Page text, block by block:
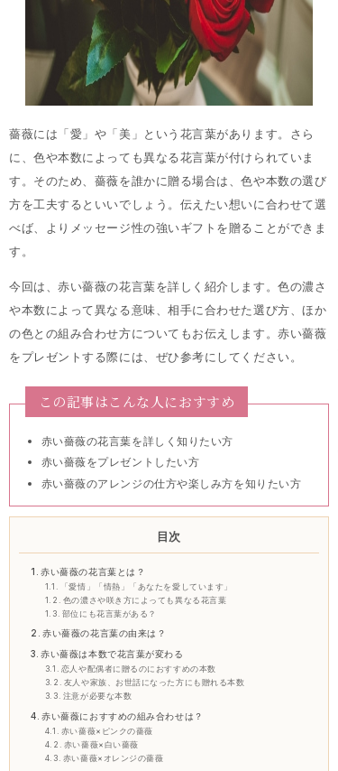
薔薇には「愛」や「美」という花言葉があります。さら
に、色や本数によっても異なる花言葉が付けられていま
す。そのため、薔薇を誰かに贈る場合は、色や本数の選び
方を工夫するといいでしょう。伝えたい想いに合わせて選
べば、よりメッセージ性の強いギフトを贈ることができま
す。
今回は、赤い薔薇の花言葉を詳しく紹介します。色の濃さ
や本数によって異なる意味、相手に合わせた選び方、ほか
の色との組み合わせ方についてもお伝えします。赤い薔薇
をプレゼントする際には、ぜひ参考にしてください。
この記事はこんな人におすすめ
赤い薔薇の花言葉を詳しく知りたい方
赤い薔薇をプレゼントしたい方
赤い薔薇のアレンジの仕方や楽しみ方を知りたい方
目次
赤い薔薇の花言葉とは？
「愛情」「情熱」「あなたを愛しています」
色の濃さや咲き方によっても異なる花言葉
部位にも花言葉がある？
赤い薔薇の花言葉の由来は？
赤い薔薇は本数で花言葉が変わる
恋人や配偶者に贈るのにおすすめの本数
友人や家族、お世話になった方にも贈れる本数
注意が必要な本数
赤い薔薇におすすめの組み合わせは？
赤い薔薇×ピンクの薔薇
赤い薔薇×白い薔薇
赤い薔薇×オレンジの薔薇